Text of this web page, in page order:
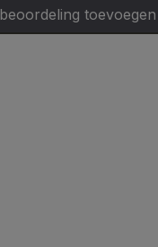
toevoegen